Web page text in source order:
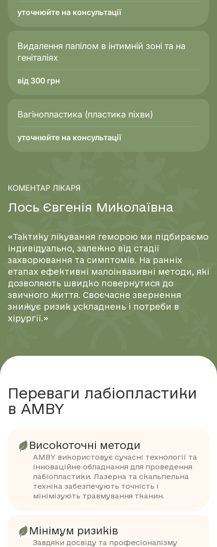
уточнюйте на консультації
Видалення папілом в інтимній зоні та на
геніталіях
від 300 грн
Вагінопластика (пластика піхви)
уточнюйте на консультації
КОМЕНТАР ЛІКАРЯ
Л ось Євгенія М и колаї вна
«Тактику лікування геморою ми підбираємо
індивідуально, залежно від стадії
захворювання та симптомів. На ранніх
етапах ефективні малоінвазивні методи, які
дозволяють швидко повернутися до
звичного життя. Своєчасне звернення
знижує ризик ускладнень і потреби в
хірургії.»
Переваги лабіопластики
в AMBY
Високоточні методи
AMBY використовує сучасні технології та
інноваційне обладнання для проведення
лабіопластики. Лазерна та скальпельна
техніка забезпечують точність і
мінімізують травмування тканин.
Мінімум ризиків
Завдяки досвіду та професіоналізму